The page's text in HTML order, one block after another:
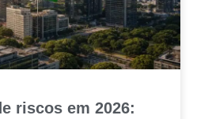
riscos em 2026: